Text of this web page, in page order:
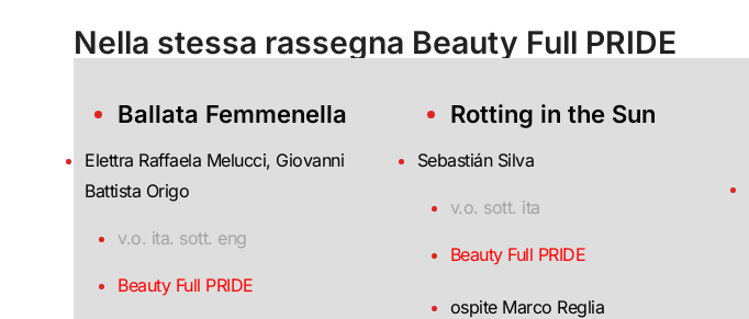
Nella stessa rassegna Beauty Full PRIDE
Ballata Femmenella
Elettra Raffaela Melucci, Giovanni
Battista Origo
v.o. ita. sott. eng
Beauty Full PRIDE
Rotting in the Sun
Sebastián Silva
v.o. sott. ita
Beauty Full PRIDE
ospite Marco Reglia